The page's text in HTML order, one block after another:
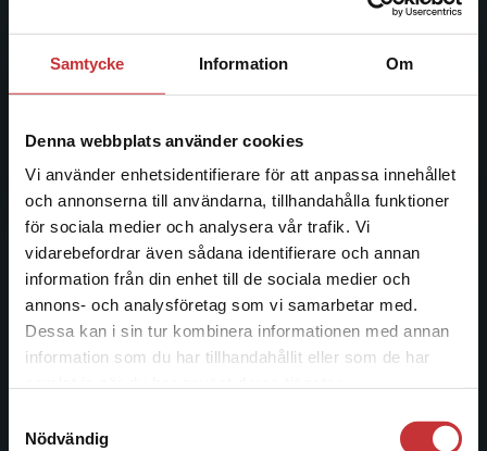
Samtycke Information Om
Denna webbplats använder cookies
Vi använder enhetsidentifierare för att anpassa innehållet
och annonserna till användarna, tillhandahålla funktioner
för sociala medier och analysera vår trafik. Vi
vidarebefordrar även sådana identifierare och annan
information från din enhet till de sociala medier och
annons- och analysföretag som vi samarbetar med.
Dessa kan i sin tur kombinera informationen med annan
information som du har tillhandahållit eller som de har
Nödvändig
Begränsad fraktregion
Det verkar som att du besöker
studentlitteratur.se via en enhet utanför Sverige.
Vi erbjuder inte leveranser utanför Sverige. För
ledande utbildningsförlag. Med läromedel, kurslitteratur,
facklitteratur, utbildningar och digitala
informationstjänster i utbudet, finns Studentlitteratur med
längs hela kunskapsresan.
Kontakta oss
Kontakta oss
046-31 20 00
Postadress:
Box 141
221 00 Lund
Besöksadress: